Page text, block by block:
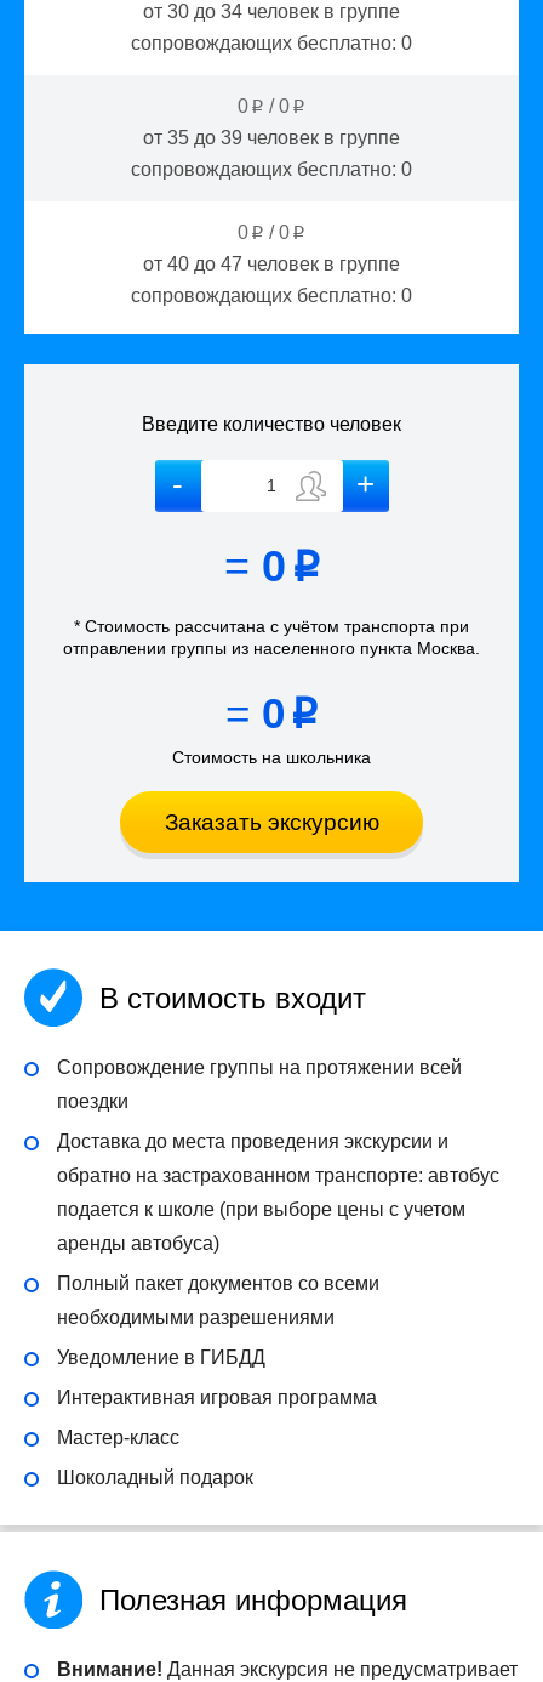
от 30 до 34 человек в группе
сопровождающих бесплатно: 0
0 p /0 p
от 35 до 39 человек в группе
сопровождающих бесплатно: 0
0 p /0 p
от 40 до 47 человек в группе
сопровождающих бесплатно: 0
Введите количество человек
= 0 p
* Стоимость рассчитана с учётом транспорта при
отправлении группы из населенного пункта Москва
= 0 p
Стоимость на школьника
Заказать экскурсию
В стоимость входит
Сопровождение группы на протяжении всей
поездки
Доставка до места проведения экскурсии и
обратно на застрахованном транспорте: автобус
подается к школе (при выборе цены с учетом
аренды автобуса)
Полный пакет документов со всеми
необходимыми разрешениями
Уведомление в ГИБДД
Интерактивная игровая программа
Мастер-класс
Шоколадный подарок
Полезная информация
Внимание! Данная экскурсия не предусматривает